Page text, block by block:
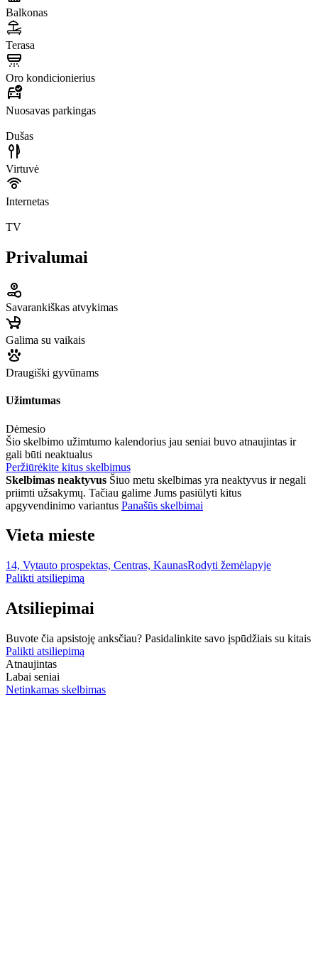
Balkonas
Terasa
Oro kondicionierius
Nuosavas parkingas
Dušas
Virtuvė
Internetas
TV
Privalumai
Savarankiškas atvykimas
Galima su vaikais
Draugiški gyvūnams
Užimtumas
Dėmesio
Šio skelbimo užimtumo kalendorius jau seniai buvo atnaujintas ir
gali būti neaktualus
Peržiūrėkite kitus skelbimus
Skelbimas neaktyvus Šiuo metu skelbimas yra neaktyvus ir negali
priimti užsakymų. Tačiau galime Jums pasiūlyti kitus
apgyvendinimo variantus Panašūs skelbimai
Vieta mieste
14, Vytauto prospektas, Centras, KaunasRodyti žemėlapyje
Palikti atsiliepimą
Atsiliepimai
Buvote čia apsistoję anksčiau? Pasidalinkite savo įspūdžiais su kitais
Palikti atsiliepimą
Atnaujintas
Labai seniai
Netinkamas skelbimas